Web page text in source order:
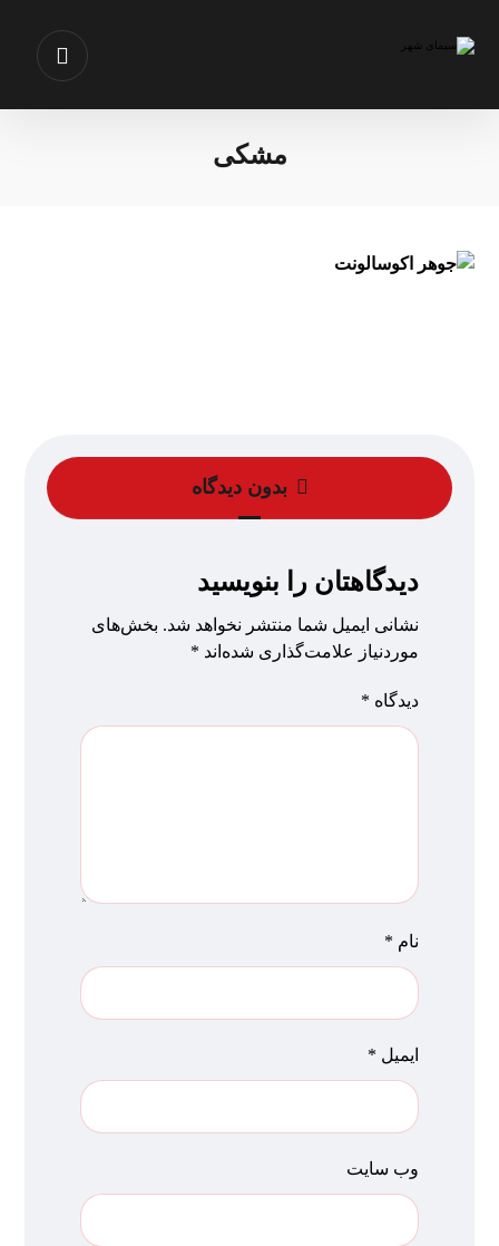
مشکی
بدون دیدگاه
دیدگاهتان را بنویسید
نشانی ایمیل شما منتشر نخواهد شد. بخش‌های
موردنیاز علامت‌گذاری شده‌اند *
دیدگاه *
نام *
ایمیل *
وب‌ سایت